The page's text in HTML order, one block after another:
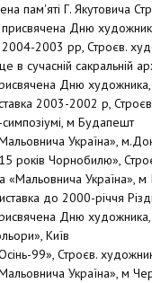
пам'яті Г. Якутовича
Дню
2004-2003 рр, Строєв.
в сучасній сакральній
Дню художника,
2003-2002 р,
м Будапешт
Україна»,
років Чорнобилю»,
Україна», м
до 2000-річчя
Дню художника,
Київ
99», Строєв.
Україна», м